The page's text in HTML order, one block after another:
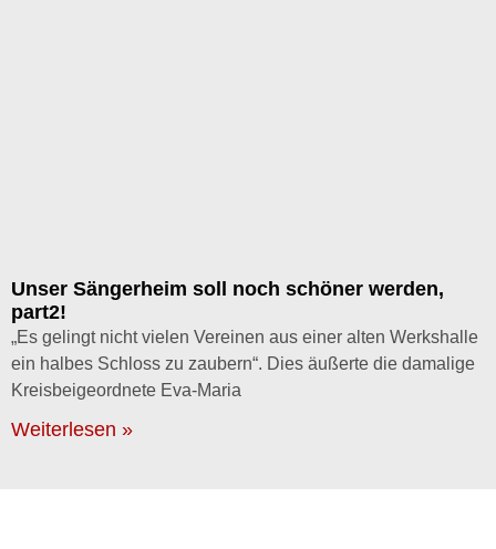
Unser Sängerheim soll noch schöner werden,
part2!
„Es gelingt nicht vielen Vereinen aus einer alten Werkshalle
ein halbes Schloss zu zaubern“. Dies äußerte die damalige
Kreisbeigeordnete Eva-Maria
Weiterlesen »